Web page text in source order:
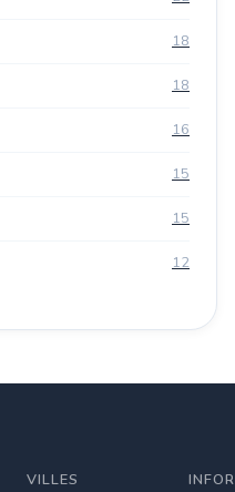
18
18
16
15
15
12
VILLES